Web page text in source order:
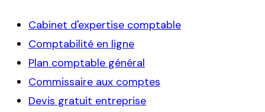
Cabinet d'expertise comptable
Comptabilité en ligne
Plan comptable général
Commissaire aux comptes
Devis gratuit entreprise